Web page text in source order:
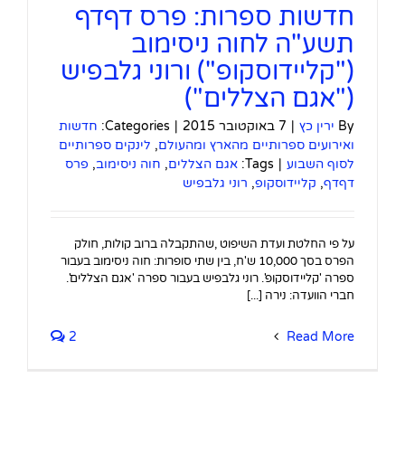
חדשות ספרות: פרס דףדף
תשע"ה לחוה ניסימוב
("קליידוסקופ") ורוני גלבפיש
("אגם הצללים")
By ירין כץ | 7 באוקטובר 2015 |
Categories: חדשות
ואירועים ספרותיים מהארץ ומהעולם, לינקים ספרותיים
לסוף השבוע |
Tags: אגם הצללים, חוה ניסימוב, פרס
דףדף, קליידוסקופ, רוני גלבפיש
על פי החלטת ועדת השיפוט ,שהתקבלה ברוב קולות, חולק
הפרס בסך 10,000 ש'ח, בין שתי סופרות: חוה ניסימוב בעבור
ספרה 'קליידוסקופ'. רוני גלבפיש בעבור ספרה 'אגם הצללים'.
חברי הוועדה: נירה [...]
Read More
2